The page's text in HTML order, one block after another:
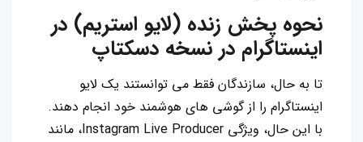
نحوه پخش زنده (لایو استریم) در
اینستاگرام در نسخه دسکتاپ
تا به حال، سازندگان فقط می توانستند یک لایو
اینستاگرام را از گوشی های هوشمند خود انجام دهند.
با این حال، ویژگی Instagram Live Producer، مانند